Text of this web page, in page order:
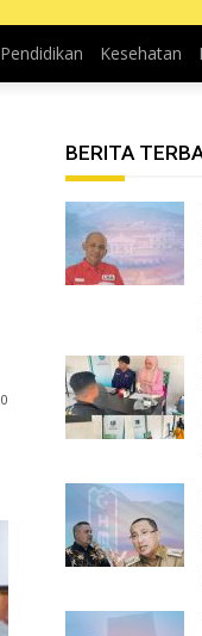
Pendidikan Kesehatan
0
BERITA